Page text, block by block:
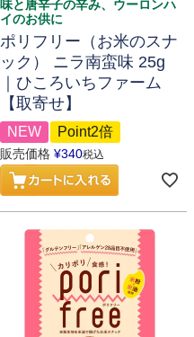
味と唐辛子の辛み、ウーロンハ
イのお供に
ポリフリー（お米のスナ
ック） ニラ南蛮味 25g
｜ひころいちファーム
【取寄せ】
NEW Point2倍
販売価格 ¥340税込